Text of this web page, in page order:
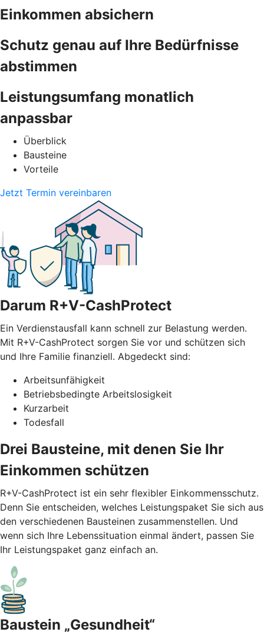
Einkommen absichern
Schutz genau auf Ihre Bedürfnisse
abstimmen
Leistungsumfang monatlich
anpassbar
Überblick
Bausteine
Vorteile
Jetzt Termin vereinbaren
Darum R+V-CashProtect
Ein Verdienstausfall kann schnell zur Belastung werden.
Mit R+V-CashProtect sorgen Sie vor und schützen sich
und Ihre Familie finanziell. Abgedeckt sind:
Arbeitsunfähigkeit
Betriebsbedingte Arbeitslosigkeit
Kurzarbeit
Todesfall
Drei Bausteine, mit denen Sie Ihr
Einkommen schützen
R+V-CashProtect ist ein sehr flexibler Einkommensschutz.
Denn Sie entscheiden, welches Leistungspaket Sie sich aus
den verschiedenen Bausteinen zusammenstellen. Und
wenn sich Ihre Lebenssituation einmal ändert, passen Sie
Ihr Leistungspaket ganz einfach an.
Baustein „Gesundheit“